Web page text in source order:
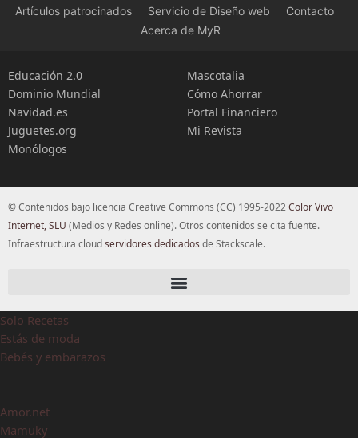
Artículos patrocinados Servicio de Diseño web
Contacto
Acerca de MyR
Educación 2.0
Dominio Mundial
Navidad.es
Juguetes.org
Monólogos
Mascotalia
Cómo Ahorrar
Portal Financiero
Mi Revista
© Contenidos bajo licencia Creative Commons (CC) 1995-2022Color Vivo
Internet, SLU (Medios y Redes online). Otros contenidos se cita fuente.
Infraestructura cloudservidores dedicados de Stackscale.
Solo Recetas
Estás de moda
Bebés y embarazos
Amor.net
Mamuky